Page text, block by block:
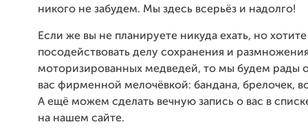
никого не забудем. Мы здесь всерьёз и надолго!
Если же вы не планируете никуда ехать, но
посодействовать делу сохранения и
моторизированных медведей, то мы будем рады
вас фирменной мелочёвкой: бандана, брелочек,
А ещё можем сделать вечную запись о вас в
на нашем сайте.